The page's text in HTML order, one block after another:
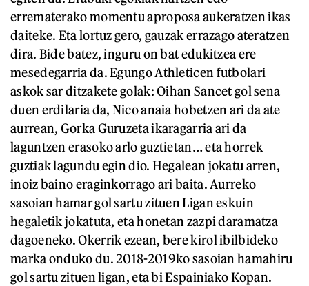
errematerako momentu aproposa aukeratzen ikas
daiteke. Eta lortuz gero, gauzak errazago ateratzen
dira. Bide batez, inguru on bat edukitzea ere
mesedegarria da. Egungo Athleticen futbolari
askok sar ditzakete golak: Oihan Sancet gol sena
duen erdilaria da, Nico anaia hobetzen ari da ate
aurrean, Gorka Guruzeta ikaragarria ari da
laguntzen erasoko arlo guztietan… eta horrek
guztiak lagundu egin dio. Hegalean jokatu arren,
inoiz baino eraginkorrago ari baita. Aurreko
sasoian hamar gol sartu zituen Ligan eskuin
hegaletik jokatuta, eta honetan zazpi daramatza
dagoeneko. Okerrik ezean, bere kirol ibilbideko
marka onduko du. 2018-2019ko sasoian hamahiru
gol sartu zituen ligan, eta bi Espainiako Kopan.